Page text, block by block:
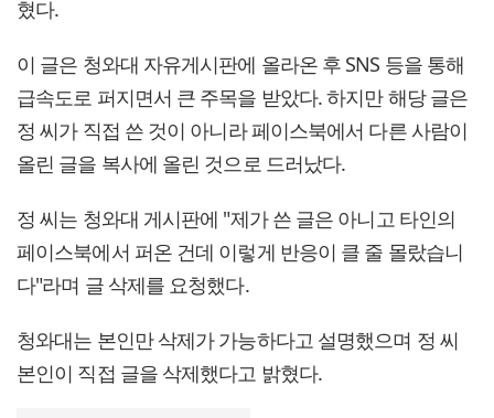
혔다.
이 글은 청와대 자유게시판에 올라온 후 SNS 등을 통해
급속도로 퍼지면서 큰 주목을 받았다. 하지만 해당 글은
정 씨가 직접 쓴 것이 아니라 페이스북에서 다른 사람이
올린 글을 복사에 올린 것으로 드러났다.
정 씨는 청와대 게시판에 "제가 쓴 글은 아니고 타인의
페이스북에서 퍼온 건데 이렇게 반응이 클 줄 몰랐습니
다"라며 글 삭제를 요청했다.
청와대는 본인만 삭제가 가능하다고 설명했으며 정 씨
본인이 직접 글을 삭제했다고 밝혔다.